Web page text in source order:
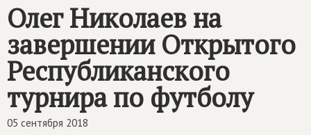
Олег Николаев на
завершении Открытого
Республиканского
турнира по футболу
05 сентября 2018